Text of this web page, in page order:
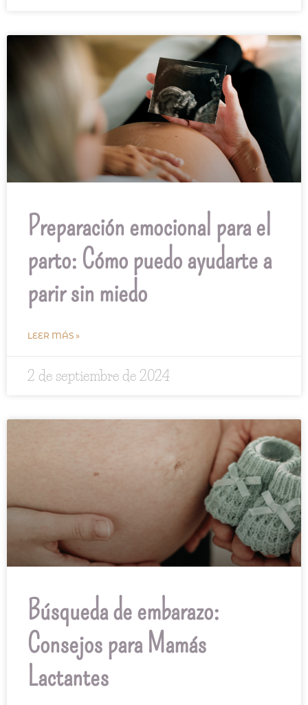
Preparación emocional para el
parto: Cómo puedo ayudarte a
parir sin miedo
LEER MÁS »
2 de septiembre de 2024
Búsqueda de embarazo:
Consejos para Mamás
Lactantes